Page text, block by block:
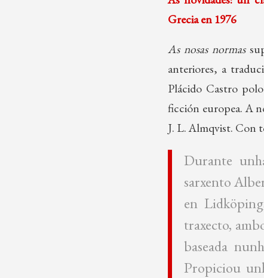
Grecia en 1976
As nosas normas
anteriores, a
Plácido Castro
ficción europea. A
J. L. Almqvist. Con
Durante
sarxento
en
traxecto,
baseada
Propiciou